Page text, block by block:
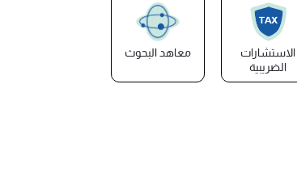
الاستشارات
الضريبية
معاهد البحوث